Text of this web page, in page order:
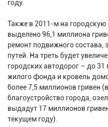
году.
Также в 2011-м на городскую
выделено 96,1 миллиона
ремонт подвижного состава,
путей. На треть будет
городских автодорог – до
жилого фонда и кровель
более 7,5 миллионов гривен
благоустройство города,
выдадут 17 миллионов
текущем году).